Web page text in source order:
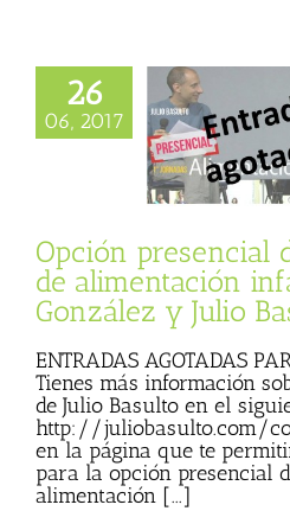
26
06, 2017
de la I
Opción presencial
de alimentación
González y Julio
ENTRADAS AGOTADAS
Tienes más información
de Julio Basulto en el
http://juliobasulto.com/
en la página que te
para la opción presencial
alimentación [...]